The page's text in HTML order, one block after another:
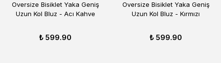
Oversize Bisiklet Yaka Geniş
Uzun Kol Bluz - Acı Kahve
₺ 599.90
Oversize Bisiklet Yaka Geniş
Uzun Kol Bluz - Kırmızı
₺ 599.90